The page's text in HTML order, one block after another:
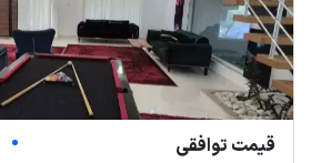
قیمت توافقی